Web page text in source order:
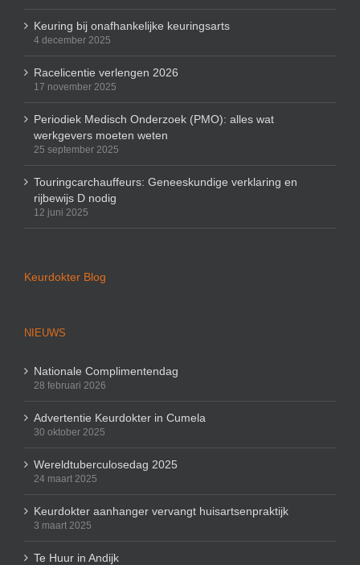
Keuring bij onafhankelijke keuringsarts
4 december 2025
Racelicentie verlengen 2026
17 november 2025
Periodiek Medisch Onderzoek (PMO): alles wat
werkgevers moeten weten
25 september 2025
Touringcarchauffeurs: Geneeskundige verklaring en
rijbewijs D nodig
12 juni 2025
Keurdokter Blog
NIEUWS
Nationale Complimentendag
28 februari 2026
Advertentie Keurdokter in Cumela
30 oktober 2025
Wereldtuberculosedag 2025
24 maart 2025
Keurdokter aanhanger vervangt huisartsenpraktijk
3 maart 2025
Te Huur in Andijk